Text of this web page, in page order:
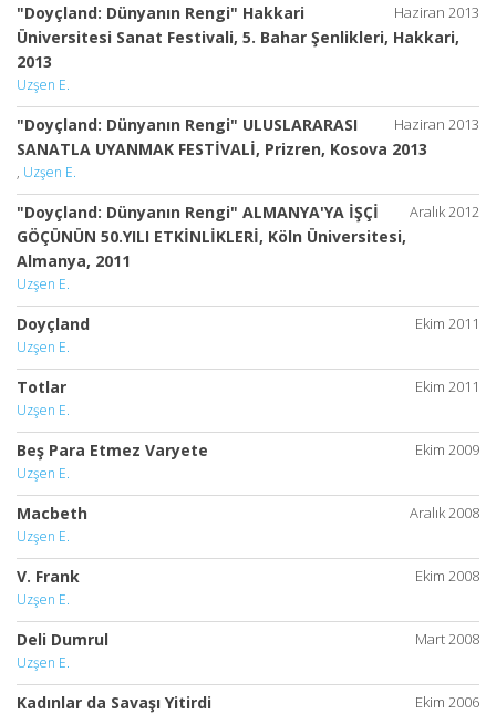
Haziran 2013
"Doyçland: Dünyanın Rengi" Hakkari
Üniversitesi Sanat Festivali, 5. Bahar Şenlikleri, Hakkari,
2013
Uzşen E.
Haziran 2013
"Doyçland: Dünyanın Rengi" ULUSLARARASI
SANATLA UYANMAK FESTİVALİ, Prizren, Kosova 2013
, Uzşen E.
Aralık 2012
"Doyçland: Dünyanın Rengi" ALMANYA'YA İŞÇİ
GÖÇÜNÜN 50.YILI ETKİNLİKLERİ, Köln Üniversitesi,
Almanya, 2011
Uzşen E.
Ekim 2011
Doyçland
Uzşen E.
Ekim 2011
Totlar
Uzşen E.
Ekim 2009
Beş Para Etmez Varyete
Uzşen E.
Aralık 2008
Macbeth
Uzşen E.
Ekim 2008
V. Frank
Uzşen E.
Mart 2008
Deli Dumrul
Uzşen E.
Ekim 2006
Kadınlar da Savaşı Yitirdi